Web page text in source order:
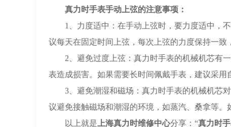
真力时手表手动上弦的注意事项：
1、力度适中：在手动上弦时，要力度适中，不
议每天在固定时间上弦，每次上弦的力度保持一致
2、避免过度上弦：真力时手表的机械机芯有一
表造成损害。如果需要长时间佩戴手表，建议采用
3、避免潮湿和磁场：真力时手表的机械机芯对
议避免接触磁场和潮湿的环境，如蒸汽、桑拿等。
以上就是 上海真力时维修中心分享：“真力时